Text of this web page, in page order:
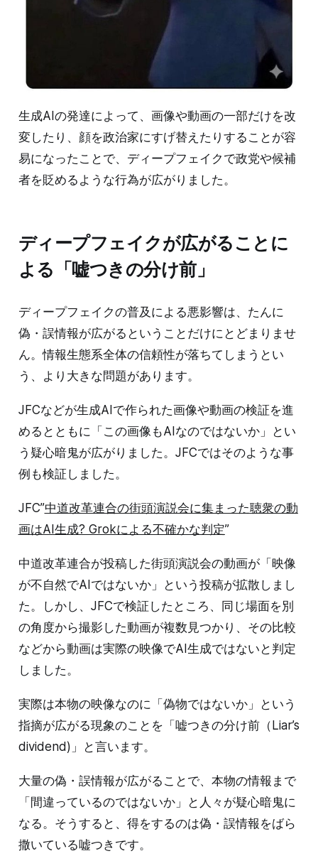
生成AIの発達によって、画像や動画の一部だけを改
変したり、顔を政治家にすげ替えたりすることが容
易になったことで、ディープフェイクで政党や候補
者を貶めるような行為が広がりました。
ディープフェイクが広がることに
よる「嘘つきの分け前」
ディープフェイクの普及による悪影響は、たんに
偽・誤情報が広がるということだけにとどまりませ
ん。情報生態系全体の信頼性が落ちてしまうとい
う、より大きな問題があります。
JFCなどが生成AIで作られた画像や動画の検証を進
めるとともに「この画像もAIなのではないか」とい
う疑心暗鬼が広がりました。JFCではそのような事
例も検証しました。
JFC”中道改革連合の街頭演説会に集まった聴衆の動
画はAI生成? Grokによる不確かな判定”
中道改革連合が投稿した街頭演説会の動画が「映像
が不自然でAIではないか」という投稿が拡散しまし
た。しかし、JFCで検証したところ、同じ場面を別
の角度から撮影した動画が複数見つかり、その比較
などから動画は実際の映像でAI生成ではないと判定
しました。
実際は本物の映像なのに「偽物ではないか」という
指摘が広がる現象のことを「嘘つきの分け前（Liar’s
dividend)」と言います。
大量の偽・誤情報が広がることで、本物の情報まで
「間違っているのではないか」と人々が疑心暗鬼に
なる。そうすると、得をするのは偽・誤情報をばら
撒いている嘘つきです。